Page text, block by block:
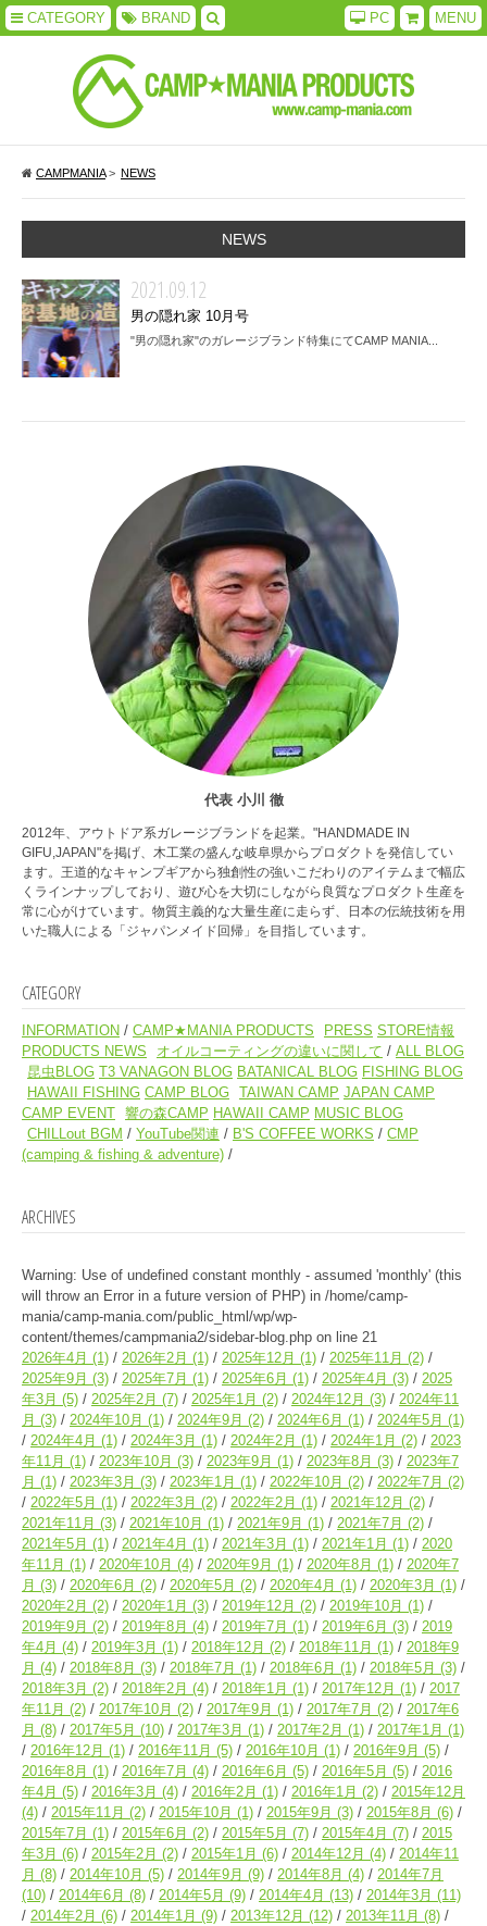
CATEGORY BRAND MENU
PC
CAMPMANIA> NEWS
NEWS
2021.09.12
男の隠れ家 10月号
"男の隠れ家"のガレージブランド特集にてCAMP MANIA...
代表 小川 徹
2012年、アウトドア系ガレージブランドを起業。"HANDMADE IN
GIFU,JAPAN"を掲げ、木工業の盛んな岐阜県からプロダクトを発信してい
ます。王道的なキャンプギアから独創性の強いこだわりのアイテムまで幅広
くラインナップしており、遊び心を大切にしながら良質なプロダクト生産を
常に心がけています。物質主義的な大量生産に走らず、日本の伝統技術を用
いた職人による「ジャパンメイド回帰」を目指しています。
CATEGORY
INFORMATION CAMP★MANIA PRODUCTS PRESS STORE情報
PRODUCTS NEWS
オイルコーティングの違いに関して
ALL BLOG
昆虫BLOG T3 VANAGON BLOG BATANICAL BLOG FISHING BLOG
HAWAII FISHING CAMP BLOG TAIWAN CAMP JAPAN CAMP
CAMP EVENT 響の森CAMP HAWAII CAMP MUSIC BLOG
CHILLout BGM
YouTube関連 B'S COFFEE WORKS
CMP
(camping & fishing & adventure)
ARCHIVES
Warning: Use of undefined constant monthly - assumed 'monthly' (this
will throw an Error in a future version of PHP) in /home/camp-
mania/camp-mania.com/public_html/wp/wp-
content/themes/campmania2/sidebar-blog.php on line 21
2026年4月 (1) 2026年2月 (1) 2025年12月 (1) 2025年11月 (2)
2025年9月 (3) 2025年7月 (1) 2025年6月 (1) 2025年4月 (3)
2025
年3月 (5) 2025年2月 (7) 2025年1月 (2) 2024年12月 (3)
2024年11
月 (3) 2024年10月 (1) 2024年9月 (2) 2024年6月 (1) 2024年5月 (1)
2024年4月 (1) 2024年3月 (1) 2024年2月 (1) 2024年1月 (2)
2023
年11月 (1) 2023年10月 (3) 2023年9月 (1) 2023年8月 (3)
2023年7
月 (1) 2023年3月 (3) 2023年1月 (1) 2022年10月 (2) 2022年7月 (2)
2022年5月 (1) 2022年3月 (2) 2022年2月 (1) 2021年12月 (2)
2021年11月 (3) 2021年10月 (1) 2021年9月 (1) 2021年7月 (2)
2021年5月 (1) 2021年4月 (1) 2021年3月 (1) 2021年1月 (1)
2020
年11月 (1) 2020年10月 (4) 2020年9月 (1) 2020年8月 (1)
2020年7
月 (3) 2020年6月 (2) 2020年5月 (2) 2020年4月 (1) 2020年3月 (1)
2020年2月 (2) 2020年1月 (3) 2019年12月 (2) 2019年10月 (1)
2019年9月 (2) 2019年8月 (4) 2019年7月 (1) 2019年6月 (3)
2019
年4月 (4) 2019年3月 (1) 2018年12月 (2) 2018年11月 (1)
2018年9
月 (4) 2018年8月 (3) 2018年7月 (1) 2018年6月 (1) 2018年5月 (3)
2018年3月 (2) 2018年2月 (4) 2018年1月 (1) 2017年12月 (1)
2017
年11月 (2) 2017年10月 (2) 2017年9月 (1) 2017年7月 (2)
2017年6
月 (8) 2017年5月 (10) 2017年3月 (1) 2017年2月 (1) 2017年1月 (1)
2016年12月 (1) 2016年11月 (5) 2016年10月 (1) 2016年9月 (5)
2016年8月 (1) 2016年7月 (4) 2016年6月 (5) 2016年5月 (5)
2016
年4月 (5) 2016年3月 (4) 2016年2月 (1) 2016年1月 (2)
2015年12月
(4)
2015年11月 (2) 2015年10月 (1) 2015年9月 (3) 2015年8月 (6)
2015年7月 (1) 2015年6月 (2) 2015年5月 (7) 2015年4月 (7)
2015
年3月 (6) 2015年2月 (2) 2015年1月 (6) 2014年12月 (4)
2014年11
月 (8) 2014年10月 (5) 2014年9月 (9) 2014年8月 (4)
2014年7月
(10)
2014年6月 (8) 2014年5月 (9) 2014年4月 (13) 2014年3月 (11)
2014年2月 (6) 2014年1月 (9) 2013年12月 (12) 2013年11月 (8)